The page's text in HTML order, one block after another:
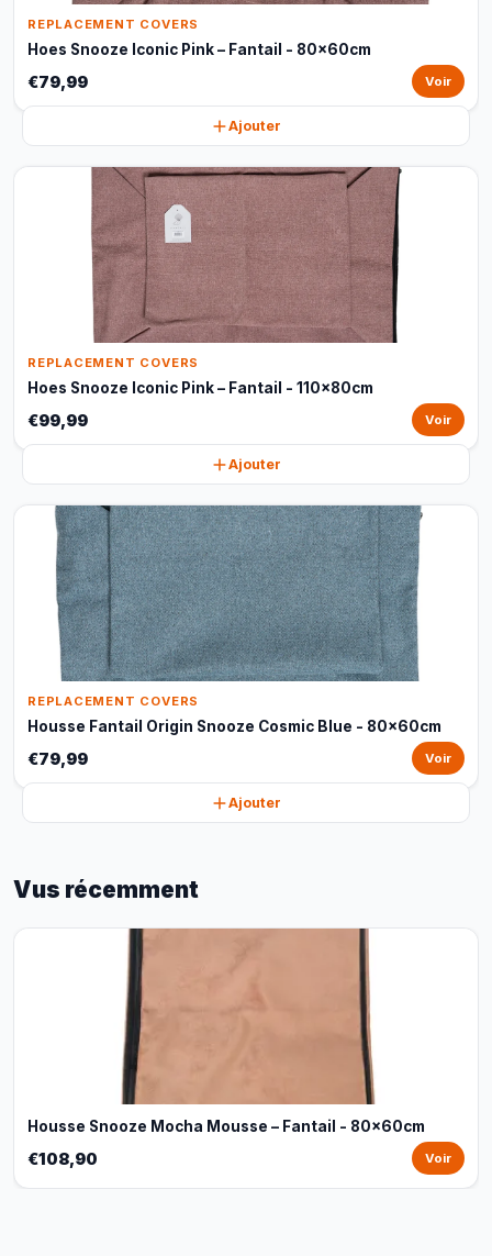
REPLACEMENT COVERS
Hoes Snooze Iconic Pink – Fantail - 80x60cm
€79,99 Voir
Ajouter
REPLACEMENT COVERS
Hoes Snooze Iconic Pink – Fantail - 110x80cm
€99,99 Voir
Ajouter
REPLACEMENT COVERS
Housse Fantail Origin Snooze Cosmic Blue - 80x60cm
€79,99 Voir
Ajouter
Vus récemment
Housse Snooze Mocha Mousse – Fantail - 80x60cm
€108,90 Voir